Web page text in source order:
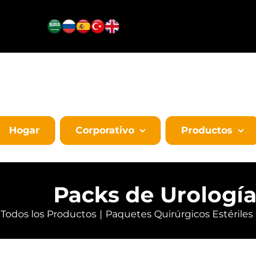
Hogar Corporativo Productos
Packs de Urología
Todos los Productos Paquetes Quirúrgicos Estériles